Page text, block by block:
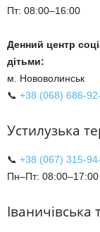
Пт: 08:00–16:00
Денний центр
дітьми:
м. Нововолинськ
📞 +38 (068) 686-
Устилузька
📞 +38 (067) 315-
Пн–Пт: 08:00–17:00